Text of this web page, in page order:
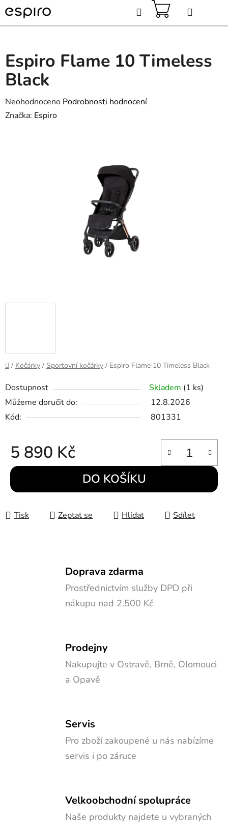
Přejít
na
obsah
Hledat
KOŠÍK
Domů
/ Kočárky / Sportovní kočárky / Espiro Flame 10 Timeless Black
Dostupnost Skladem (1 ks)
Můžeme doručit do:
12.8.2026
Kód:
801331
5 890 Kč
Měrná cena:
DO KOŠÍKU
Tisk Zeptat se Hlídat Sdílet
Espiro Flame 10 Timeless
Black
Průměrné
hodnocení
Neohodnoceno Podrobnosti hodnocení
Značka: Espiro
Doprava zdarma
Prostřednictvím služby DPD při
nákupu nad 2.500 Kč
Prodejny
Nakupujte v Ostravě, Brně, Olomouci
a Opavě
Servis
Pro zboží zakoupené u nás nabízíme
servis i po záruce
Velkoobchodní spolupráce
Naše produkty najdete u vybraných